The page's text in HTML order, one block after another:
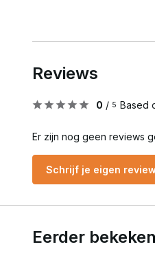
Reviews
0 / 5 Based
Er zijn nog geen reviews
Schrijf je eigen
Eerder bekeken